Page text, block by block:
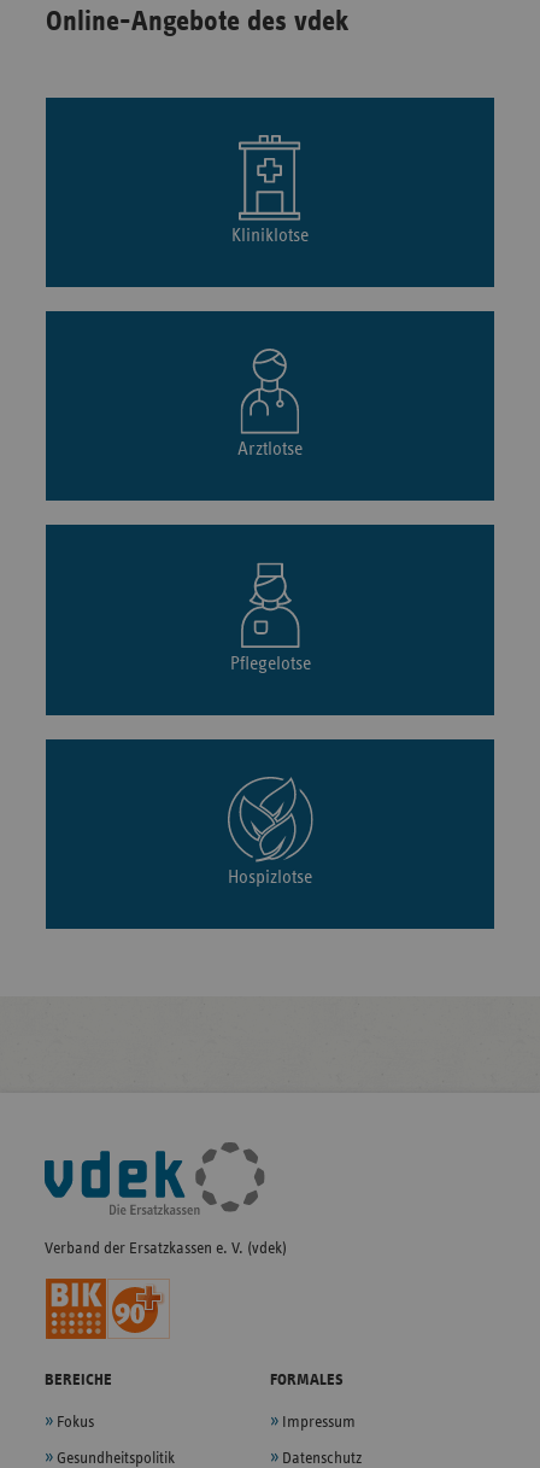
Online-Angebote des vdek
Kliniklotse
Arztlotse
Pflegelotse
Hospizlotse
Fußleisten-
Navigation
Verband der Ersatzkassen e. V. (vdek)
BEREICHE
Fokus
Gesundheitspolitik
FORMALES
Impressum
Datenschutz